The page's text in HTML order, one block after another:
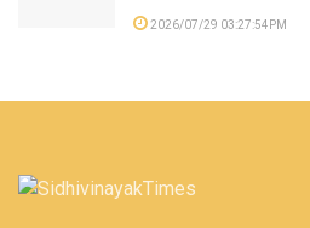
2026/07/29 03:27:54PM